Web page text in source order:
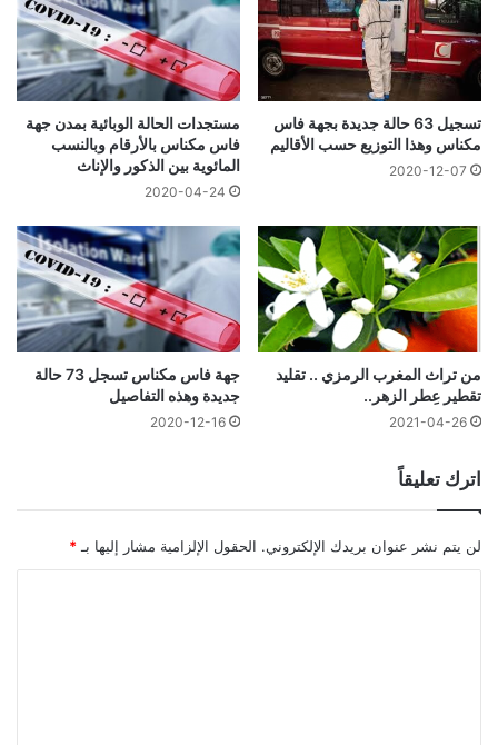
تسجيل 63 حالة جديدة بجهة فاس
مكناس وهذا التوزيع حسب الأقاليم
2020-12-07
مستجدات الحالة الوبائية بمدن جهة
فاس مكناس بالأرقام وبالنسب
المائوية بين الذكور والإناث
2020-04-24
من تراث المغرب الرمزي .. تقليد
تقطير عِطر الزهر..
2021-04-26
جهة فاس مكناس تسجل 73 حالة
جديدة وهذه التفاصيل
2020-12-16
اترك تعليقاً
لن يتم نشر عنوان بريدك الإلكتروني. الحقول الإلزامية مشار إليها بـ *